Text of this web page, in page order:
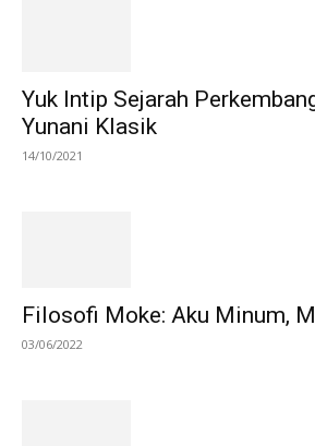
Yuk Intip Sejarah
Yunani Klasik
14/10/2021
Filosofi Moke: Aku Minum,
03/06/2022